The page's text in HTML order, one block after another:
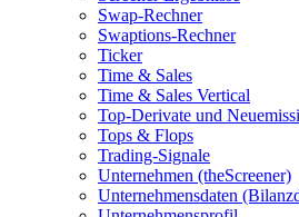
Swap-Rechner
Swaptions-Rechner
Ticker
Time & Sales
Time & Sales Vertical
Top-Derivate und
Tops & Flops
Trading-Signale
Unternehmen (theScreener)
Unternehmensdaten